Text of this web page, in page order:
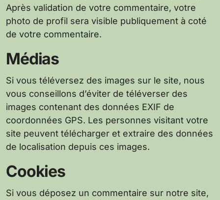
Après validation de votre commentaire, votre
photo de profil sera visible publiquement à coté
de votre commentaire.
Médias
Si vous téléversez des images sur le site, nous
vous conseillons d’éviter de téléverser des
images contenant des données EXIF de
coordonnées GPS. Les personnes visitant votre
site peuvent télécharger et extraire des données
de localisation depuis ces images.
Cookies
Si vous déposez un commentaire sur notre site,